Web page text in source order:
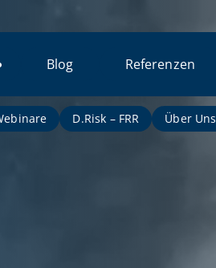
Blog Referenzen
D.Risk – FRR Über Uns